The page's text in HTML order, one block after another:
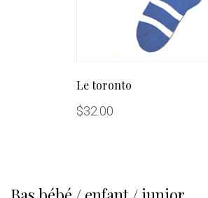
Le toronto
$32.00